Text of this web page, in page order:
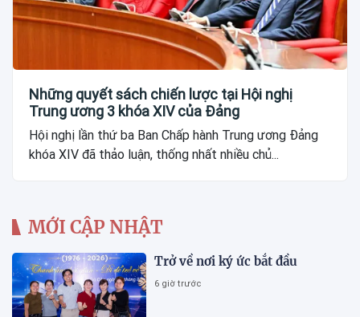
Những quyết sách chiến lược tại Hội nghị
Trung ương 3 khóa XIV của Đảng
Hội nghị lần thứ ba Ban Chấp hành Trung ương Đảng
khóa XIV đã thảo luận, thống nhất nhiều chủ...
MỚI CẬP NHẬT
Trở về nơi ký ức bắt đầu
6 giờ trước